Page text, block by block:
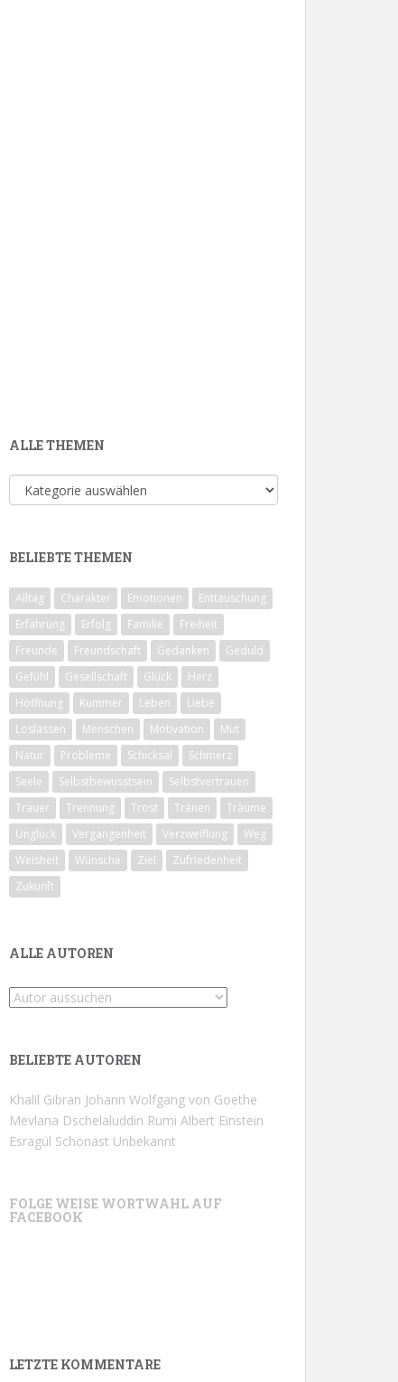
ALLE THEMEN
Alle
Themen
BELIEBTE THEMEN
Alltag Charakter Emotionen
Enttäuschung
Erfahrung
Erfolg Familie
Freiheit
Freunde
Freundschaft Gedanken
Geduld
Gefühl
Gesellschaft Glück
Herz
Hoffnung
Kummer Leben
Liebe
Loslassen
Menschen Motivation
Mut
Natur
Probleme Schicksal
Schmerz
Seele
Selbstbewusstsein
Selbstvertrauen
Trauer
Trennung Trost Tränen
Träume
Unglück
Vergangenheit Verzweiflung
Weg
Weisheit
Wünsche Ziel
Zufriedenheit
Zukunft
ALLE AUTOREN
BELIEBTE AUTOREN
Khalil Gibran Johann Wolfgang von Goethe
Mevlana Dschelaluddin Rumi Albert Einstein
Esragül Schönast Unbekannt
FOLGE WEISE WORTWAHL AUF
FACEBOOK
LETZTE KOMMENTARE